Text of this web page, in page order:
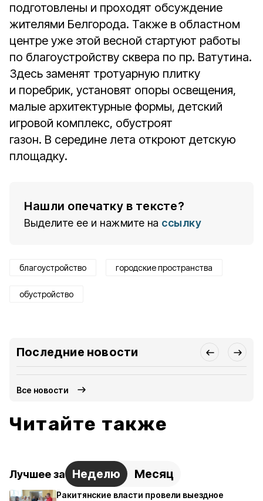
подготовлены и проходят обсуждение
жителями Белгорода. Также в областном
центре уже этой весной стартуют работы
по благоустройству сквера по пр. Ватутина.
Здесь заменят тротуарную плитку
и поребрик, установят опоры освещения,
малые архитектурные формы, детский
игровой комплекс, обустроят
газон. В середине лета откроют детскую
площадку.
Нашли опечатку в тексте?
Выделите ее и нажмите на ссылку
благоустройство городские пространства
обустройство
Последние новости
Все новости
Читайте также
Лучшее за Неделю Месяц
Ракитянские власти провели выездное